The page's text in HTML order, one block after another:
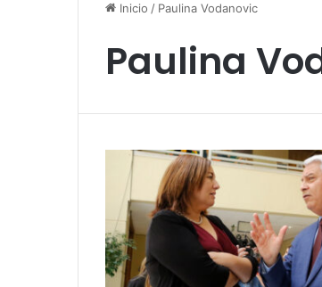
Inicio / Paulina Vodanovic
Paulina